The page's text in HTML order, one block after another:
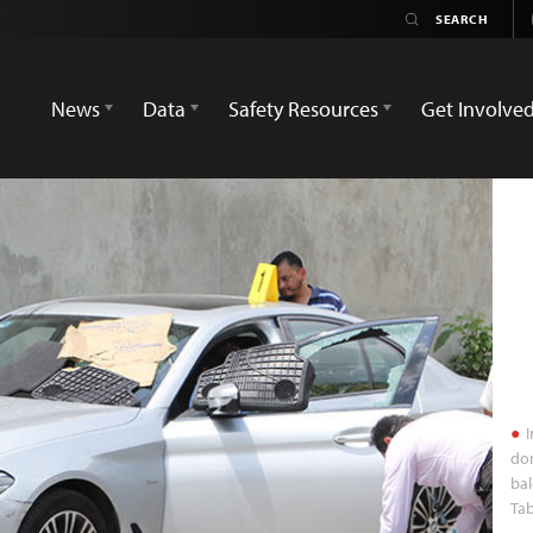
News
Data Safety Resources Get Involved